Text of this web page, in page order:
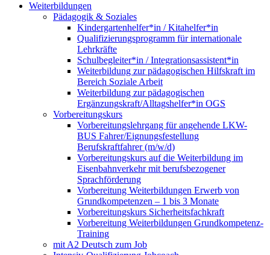
Weiterbildungen
Pädagogik & Soziales
Kindergartenhelfer*in / Kitahelfer*in
Qualifizierungsprogramm für internationale
Lehrkräfte
Schulbegleiter*in / Integrationsassistent*in
Weiterbildung zur pädagogischen Hilfskraft im
Bereich Soziale Arbeit
Weiterbildung zur pädagogischen
Ergänzungskraft/Alltagshelfer*in OGS
Vorbereitungskurs
Vorbereitungslehrgang für angehende LKW-
BUS Fahrer/Eignungsfestellung
Berufskraftfahrer (m/w/d)
Vorbereitungskurs auf die Weiterbildung im
Eisenbahnverkehr mit berufsbezogener
Sprachförderung
Vorbereitung Weiterbildungen Erwerb von
Grundkompetenzen – 1 bis 3 Monate
Vorbereitungskurs Sicherheitsfachkraft
Vorbereitung Weiterbildungen Grundkompetenz-
Training
mit A2 Deutsch zum Job